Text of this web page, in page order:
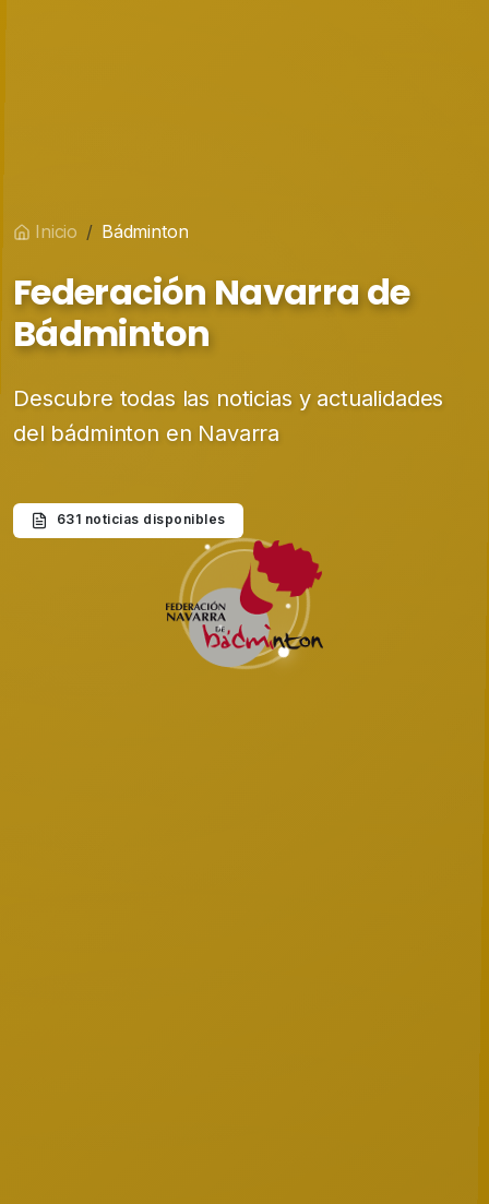
Inicio Bádminton
Federación Navarra de
Bádminton
Descubre todas las noticias y actualidades
del bádminton en Navarra
631 noticias disponibles